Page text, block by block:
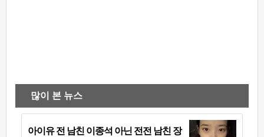
많이 본 뉴스
아이유 전 남친 이종석 아닌 전전 남친 장